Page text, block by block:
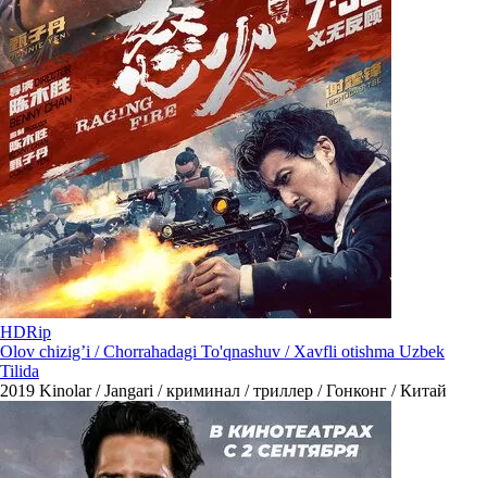
HDRip
Olov chizig’i / Chorrahadagi To'qnashuv / Xavfli otishma Uzbek
Tilida
2019 Kinolar / Jangari / криминал / триллер / Гонконг / Китай